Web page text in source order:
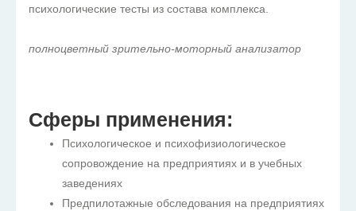
психологические тесты из состава комплекса.
полноцветный зрительно-моторный анализатор
Сферы применения:
Психологическое и психофизиологическое
сопровождение на предприятиях и в учебных
заведениях
Предпилотажные обследования на предприятиях